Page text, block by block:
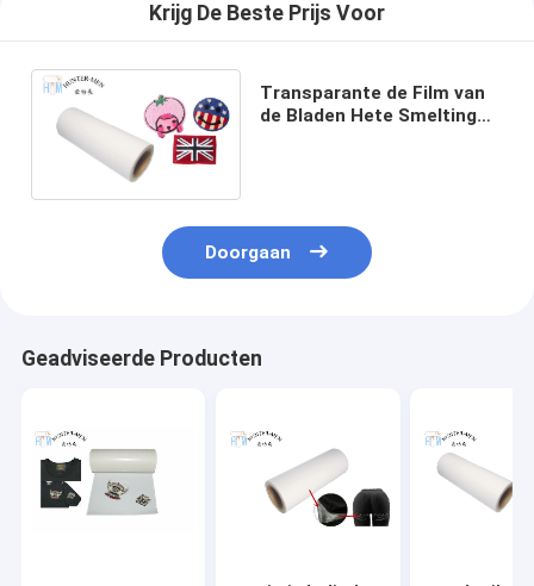
Krijg De Beste Prijs Voor
Transparante de Film van
de Bladen Hete Smelting
Doorgaan
Geadviseerde Producten